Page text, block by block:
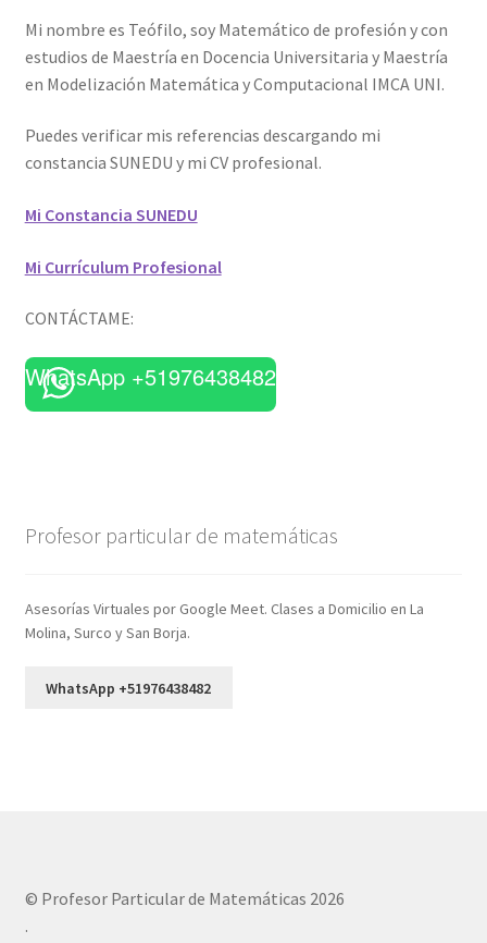
Mi nombre es Teófilo, soy Matemático de profesión y con
estudios de Maestría en Docencia Universitaria y Maestría
en Modelización Matemática y Computacional IMCA UNI.
Puedes verificar mis referencias descargando mi
constancia SUNEDU y mi CV profesional.
Mi Constancia SUNEDU
Mi Currículum Profesional
CONTÁCTAME:
WhatsApp +51976438482
Profesor particular de matemáticas
Asesorías Virtuales por Google Meet. Clases a Domicilio en La
Molina, Surco y San Borja.
WhatsApp +51976438482
© Profesor Particular de Matemáticas 2026
.